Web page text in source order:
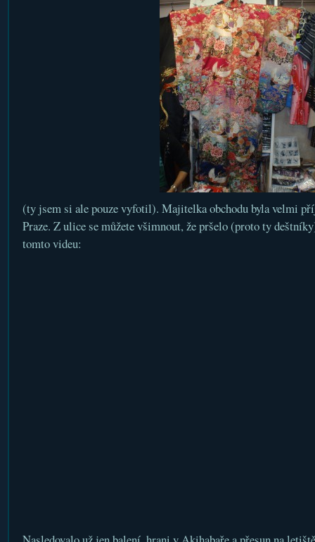
(ty jsem si ale pouze vyfotil). Majitelka obchodu byla velmi
Praze. Z ulice se můžete všimnout, že pršelo (proto ty
tomto videu: